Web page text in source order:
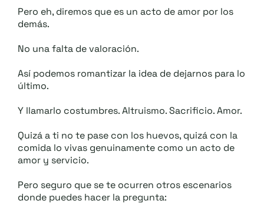
Pero eh, diremos que es un acto de amor por los
demás.
No una falta de valoración.
Así podemos romantizar la idea de dejarnos para lo
último.
Y llamarlo costumbres. Altruismo. Sacrificio. Amor.
Quizá a ti no te pase con los huevos, quizá con la
comida lo vivas genuinamente como un acto de
amor y servicio.
Pero seguro que se te ocurren otros escenarios
donde puedes hacer la pregunta: